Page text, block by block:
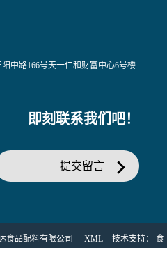
中路166号天一仁和财富中心6号楼
即刻联系我们吧！
提交留言
食品配料有限公司 XML 技术支持： 食